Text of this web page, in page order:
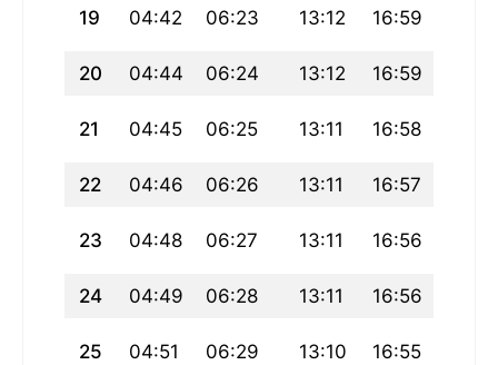
19 04:42 06:23 13:12 16:59
20 04:44 06:24 13:12 16:59
21 04:45 06:25 13:11 16:58
22 04:46 06:26 13:11 16:57
23 04:48 06:27 13:11 16:56
24 04:49 06:28 13:11 16:56
25 04:51 06:29 13:10 16:55